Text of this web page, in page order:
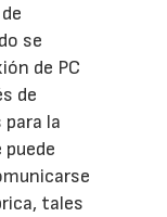
se
de PC
de
la
tales